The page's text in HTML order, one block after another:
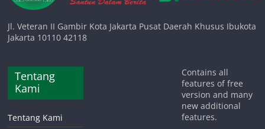
Jl. Veteran II Gambir Kota Jakarta Pusat Daerah Khusus Ibukota
Jakarta 10110 42118
Tentang
Kami
Tentang Kami
Contains all
features of free
version and many
new additional
features.